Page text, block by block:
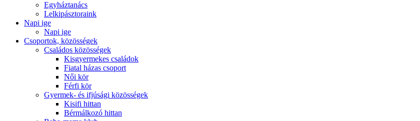
Egyháztanács
Lelkipásztoraink
Napi ige
Napi ige
Csoportok, közösségek
Családos közösségek
Kisgyermekes családok
Fiatal házas csoport
Női kör
Férfi kör
Gyermek- és ifjúsági közösségek
Kisifi hittan
Bérmálkozó hittan